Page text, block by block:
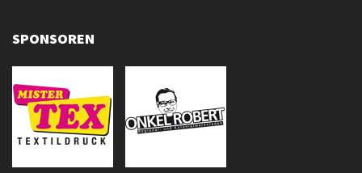
SPONSOREN